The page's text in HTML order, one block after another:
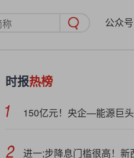
公众号
时报热榜